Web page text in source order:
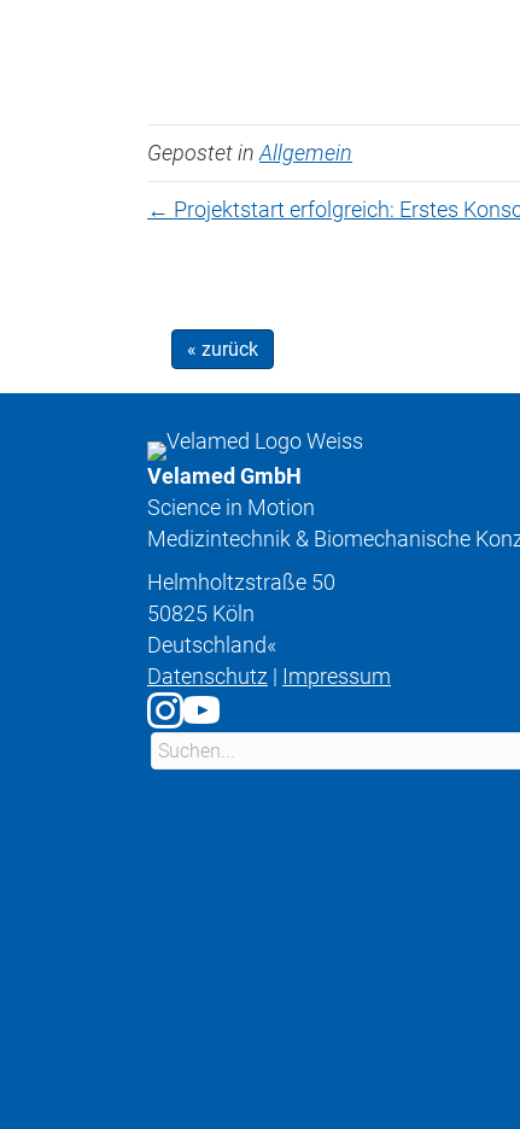
Gepostet in Allgemein
← Projektstart erfolgreich: Erstes
« zurück
Velamed GmbH
Science in Motion
Medizintechnik & Biomechanische
Helmholtzstraße 50
50825 Köln
Deutschland«
Datenschutz | Impressum
Link zu Instagram
Link zu YouTube